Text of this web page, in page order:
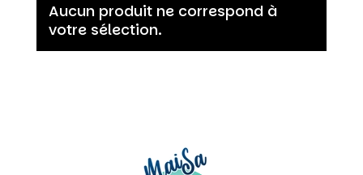
Aucun produit ne correspond à
votre sélection.